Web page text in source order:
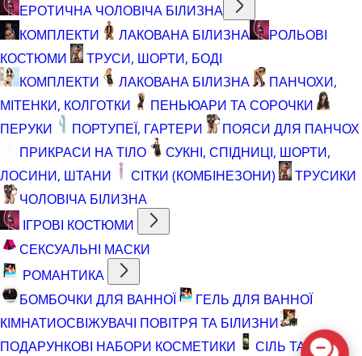
ЕРОТИЧНА ЧОЛОВІЧА БІЛИЗНА
КОМПЛЕКТИ
ЛАКОВАНА БІЛИЗНА
РОЛЬОВІ
КОСТЮМИ
ТРУСИ, ШОРТИ, БОДІ
КОМПЛЕКТИ
ЛАКОВАНА БІЛИЗНА
ПАНЧОХИ,
МІТЕНКИ, КОЛГОТКИ
ПЕНЬЮАРИ ТА СОРОЧКИ
ПЕРУКИ
ПОРТУПЕЇ, ГАРТЕРИ
ПОЯСИ ДЛЯ ПАНЧОХ
ПРИКРАСИ НА ТІЛО
СУКНІ, СПІДНИЦІ, ШОРТИ,
ЛОСИНИ, ШТАНИ
СІТКИ (КОМБІНЕЗОНИ)
ТРУСИКИ
ЧОЛОВІЧА БІЛИЗНА
ІГРОВІ КОСТЮМИ
СЕКСУАЛЬНІ МАСКИ
РОМАНТИКА
БОМБОЧКИ ДЛЯ ВАННОЇ
ГЕЛЬ ДЛЯ ВАННОЇ
КІМНАТИОСВІЖУВАЧІ ПОВІТРЯ ТА БІЛИЗНИ
ПОДАРУНКОВІ НАБОРИ КОСМЕТИКИ
СІЛЬ ТА ПІНА